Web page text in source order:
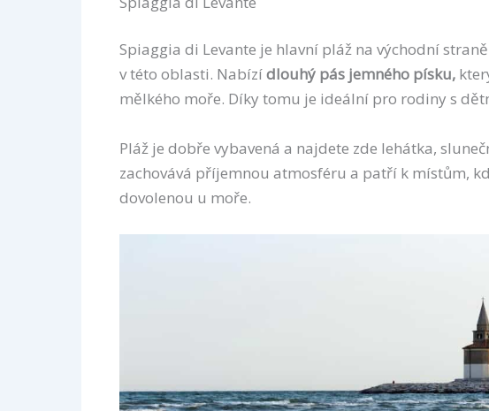
Spiaggia di Levante je hlavní pláž na východní
v této oblasti. Nabízídlouhý pás jemného písku,
mělkého moře. Díky tomu je ideální pro rodiny s
Pláž je dobře vybavená a najdete zde lehátka,
zachovává příjemnou atmosféru a patří k místům,
dovolenou u moře.